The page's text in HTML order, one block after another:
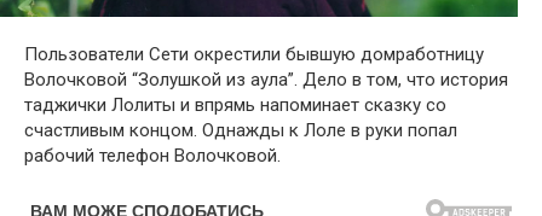
Пользователи Сети окрестили бывшую домработницу
Волочковой “Золушкой из аула”. Дело в том, что история
таджички Лолиты и впрямь напоминает сказку со
счастливым концом. Однажды к Лоле в руки попал
рабочий телефон Волочковой.